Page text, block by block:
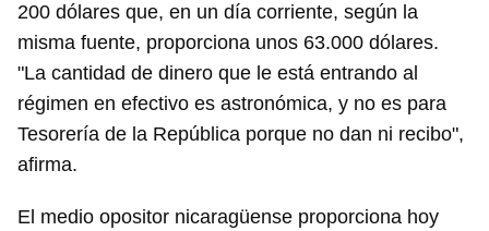
200 dólares que, en un día corriente, según la
misma fuente, proporciona unos 63.000 dólares.
"La cantidad de dinero que le está entrando al
régimen en efectivo es astronómica, y no es para
Tesorería de la República porque no dan ni recibo",
afirma.
El medio opositor nicaragüense proporciona hoy